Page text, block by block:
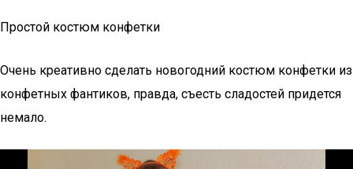
Простой костюм конфетки
Очень креативно сделать новогодний костюм конфетки из
конфетных фантиков, правда, съесть сладостей придется
немало.